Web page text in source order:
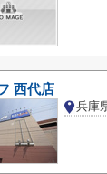
西代店